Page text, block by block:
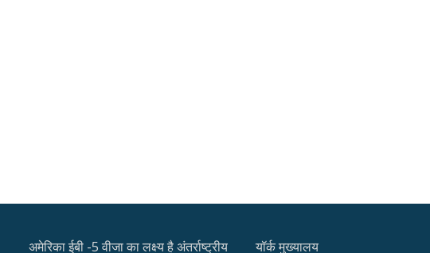
अमेरिका ईबी -5 वीजा का लक्ष्य है अंतर्राष्ट्रीय यॉर्क मुख्यालय